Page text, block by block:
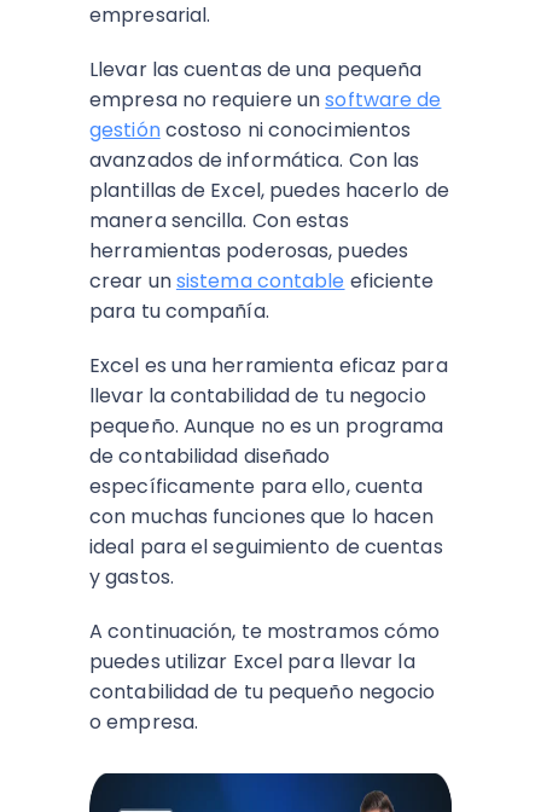
empresarial.
Llevar las cuentas de una pequeña
empresa no requiere unsoftware de
gestióncostoso ni conocimientos
avanzados de informática. Con las
plantillas de Excel, puedes hacerlo de
manera sencilla. Con estas
herramientas poderosas, puedes
crear unsistema contable eficiente
para tu compañía.
Excel es una herramienta eficaz para
llevar la contabilidad de tu negocio
pequeño. Aunque no es un programa
de contabilidad diseñado
específicamente para ello, cuenta
con muchas funciones que lo hacen
ideal para el seguimiento de cuentas
y gastos.
A continuación, te mostramos cómo
puedes utilizar Excel para llevar la
contabilidad de tu pequeño negocio
o empresa.